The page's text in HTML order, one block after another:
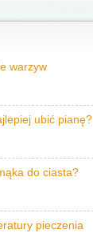
warzyw
ubić pianę?
do ciasta?
pieczenia